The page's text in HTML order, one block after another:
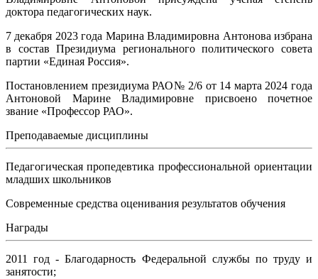
доктора педагогических наук.
7 декабря 2023 года Марина Владимировна Антонова избрана
в состав Президиума регионального политического совета
партии «Единая Россия».
Постановлением президиума РАО№ 2/6 от 14 марта 2024 года
Антоновой Марине Владимировне присвоено почетное
звание «Профессор РАО».
Преподаваемые дисциплины
Педагогическая пропедевтика профессиональной ориентации
младших школьников
Современные средства оценивания результатов обучения
Награды
2011 год - Благодарность Федеральной службы по труду и
занятости;